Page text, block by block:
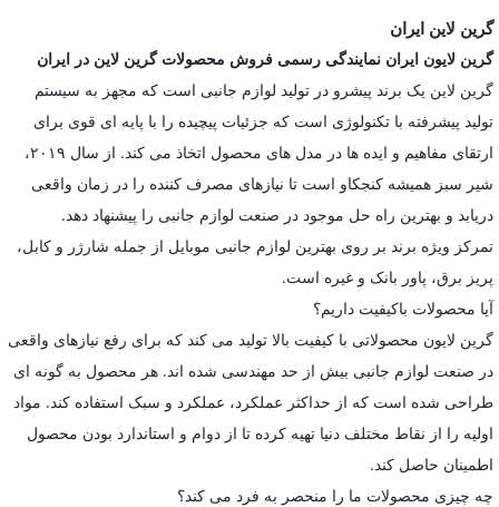
گرین لاین ایران
گرین لایون ایران نمایندگی رسمی فروش محصولات گرین لاین در ایران
گرین لاین یک برند پیشرو در تولید لوازم جانبی است که مجهز به سیستم
تولید پیشرفته با تکنولوژی است که جزئیات پیچیده را با پایه ای قوی برای
ارتقای مفاهیم و ایده ها در مدل های محصول اتخاذ می کند. از سال ۲۰۱۹،
شیر سبز همیشه کنجکاو است تا نیازهای مصرف کننده را در زمان واقعی
دریابد و بهترین راه حل موجود در صنعت لوازم جانبی را پیشنهاد دهد.
تمرکز ویژه برند بر روی بهترین لوازم جانبی موبایل از جمله شارژر و کابل،
پریز برق، پاور بانک و غیره است.
آیا محصولات باکیفیت داریم؟
گرین لایون محصولاتی با کیفیت بالا تولید می کند که برای رفع نیازهای واقعی
در صنعت لوازم جانبی بیش از حد مهندسی شده اند. هر محصول به گونه ای
طراحی شده است که از حداکثر عملکرد، عملکرد و سبک استفاده کند. مواد
اولیه را از نقاط مختلف دنیا تهیه کرده تا از دوام و استاندارد بودن محصول
اطمینان حاصل کند.
چه چیزی محصولات ما را منحصر به فرد می کند؟